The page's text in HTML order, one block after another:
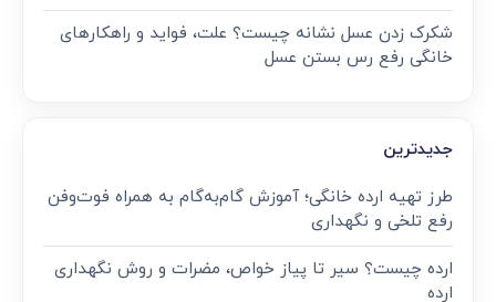
شکرک زدن عسل نشانه چیست؟ علت، فواید و راهکارهای
خانگی رفع رس بستن عسل
جدیدترین
طرز تهیه ارده خانگی؛ آموزش گام‌به‌گام به همراه فوت‌وفن
رفع تلخی و نگهداری
ارده چیست؟ سیر تا پیاز خواص، مضرات و روش نگهداری
ارده